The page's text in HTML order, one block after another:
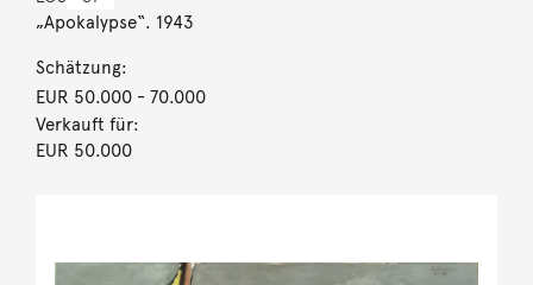
„Apokalypse“. 1943
Schätzung:
EUR 50.000- 70.000
Verkauft für:
EUR 50.000